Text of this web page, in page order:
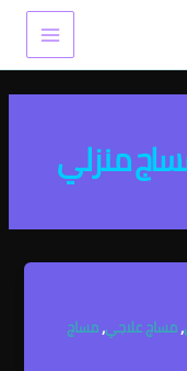
Main
Menu
منزلي
,مساج علاجي,مساج